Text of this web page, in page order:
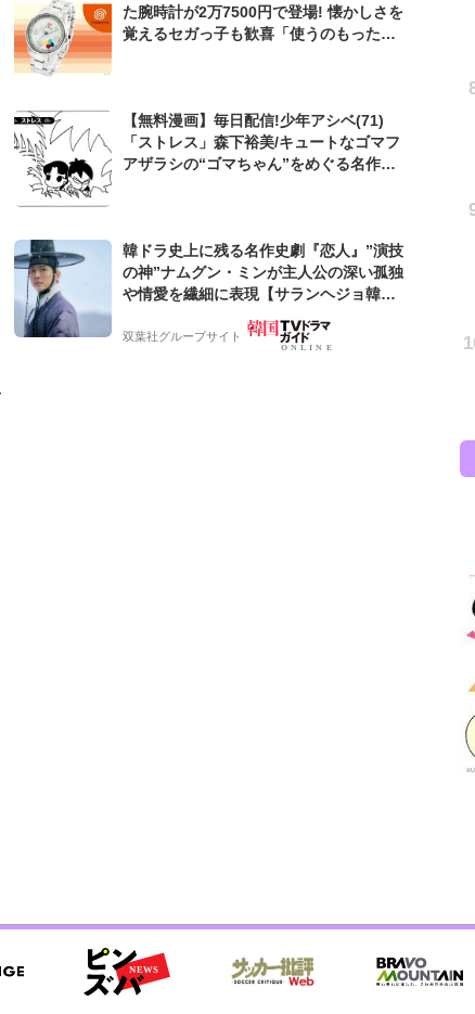
た腕時計が2万7500円で登場! 懐かしさを
覚えるセガっ子も歓喜「使うのもったい
【無料漫画】毎日配信!少年アシベ(71)
「ストレス」森下裕美/キュートなゴマフ
アザラシの“ゴマちゃん”をめぐる名作ギ
韓ドラ史上に残る名作史劇『恋人』”演技
の神”ナムグン・ミンが主人公の深い孤独
や情愛を繊細に表現【サランヘジョ韓ド
双葉社グループサイト